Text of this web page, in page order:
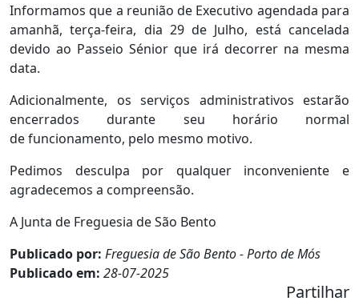
Informamos que a reunião de Executivo agendada para
amanhã, terça-feira, dia 29 de Julho, está cancelada
devido ao Passeio Sénior que irá decorrer na mesma
data.
Adicionalmente, os serviços administrativos estarão
encerrados durante seu horário normal
de funcionamento, pelo mesmo motivo.
Pedimos desculpa por qualquer inconveniente e
agradecemos a compreensão.
A Junta de Freguesia de São Bento
Publicado por: Freguesia de São Bento - Porto de Mós
Publicado em: 28-07-2025
Partilhar